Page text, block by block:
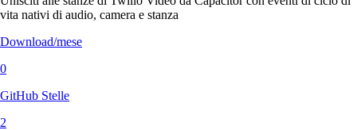
vita nativi di audio, camera e stanza
Download/mese
0
GitHub Stelle
2